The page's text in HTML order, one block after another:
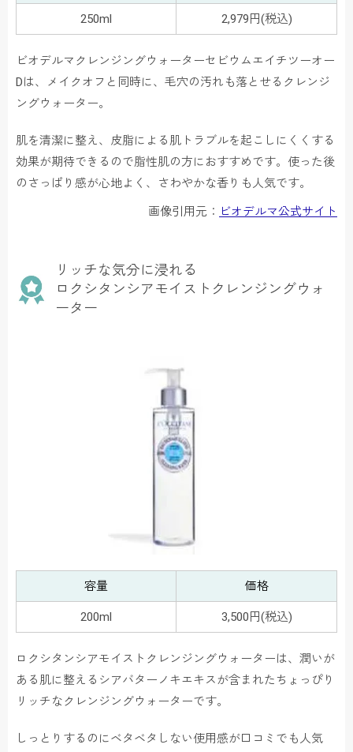
250ml 2,979円(税込)
ビオデルマクレンジングウォーターセビウムエイチツーオー
Dは、メイクオフと同時に、毛穴の汚れも落とせるクレンジ
ングウォーター。
肌を清潔に整え、皮脂による肌トラブルを起こしにくくする
効果が期待できるので脂性肌の方におすすめです。使った後
のさっぱり感が心地よく、さわやかな香りも人気です。
画像引用元： ビオデルマ公式サイト
リッチな気分に浸れる
ロクシタンシアモイストクレンジングウォ
ーター
容量 価格
200ml 3,500円(税込)
ロクシタンシアモイストクレンジングウォーターは、潤いが
ある肌に整えるシアバターノキエキスが含まれたちょっぴり
リッチなクレンジングウォーターです。
しっとりするのにベタベタしない使用感が口コミでも人気